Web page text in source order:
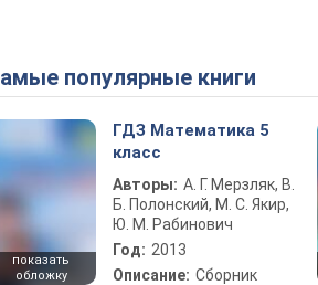
Самые популярные книги
показать
обложку
ГДЗ Математика 5
класс
Авторы: А. Г. Мерзляк, В.
Б. Полонский, М. С. Якир,
Ю. М. Рабинович
Год: 2013
Описание: Сборник